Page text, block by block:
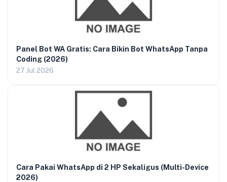
Panel Bot WA Gratis: Cara Bikin Bot WhatsApp Tanpa
Coding (2026)
27 Jul 2026
Cara Pakai WhatsApp di 2 HP Sekaligus (Multi-Device
2026)